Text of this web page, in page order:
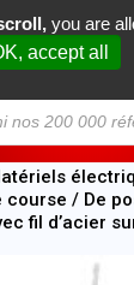
course / De
fil d’acier
you are
accept all